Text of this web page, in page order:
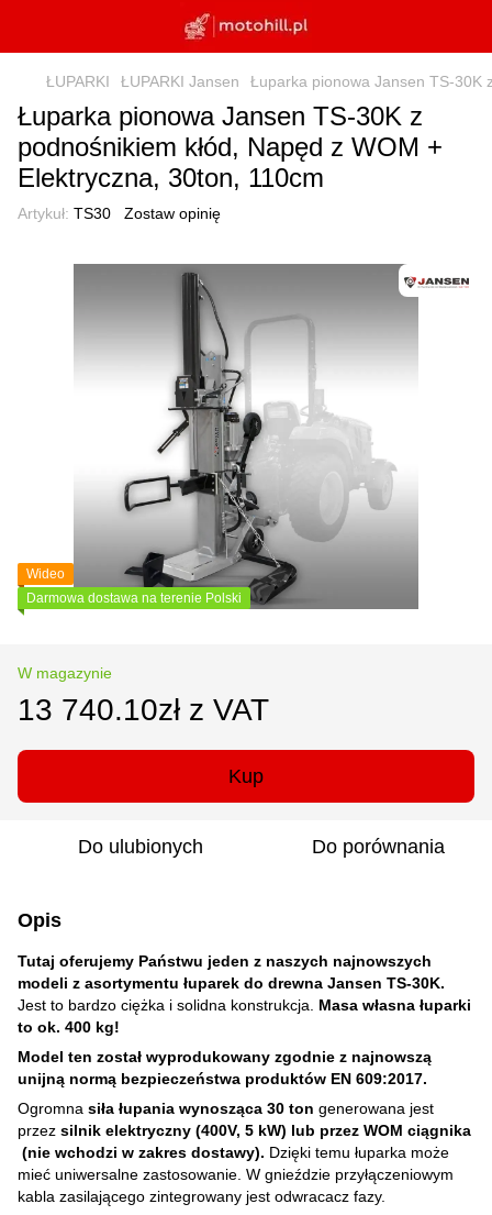
ŁUPARKI ŁUPARKI Jansen Łuparka pionowa Jansen TS-30K
Łuparka pionowa Jansen TS-30K z
podnośnikiem kłód, Napęd z WOM +
Elektryczna, 30ton, 110cm
Artykuł: TS30 Zostaw opinię
Wideo
Darmowa dostawa na terenie Polski
W magazynie
13 740.10zł z VAT
Kup
Do ulubionych Do porównania
Opis
Tutaj oferujemy Państwu jeden z naszych najnowszych
modeli z asortymentu łuparek do drewna Jansen TS-30K.
Jest to bardzo ciężka i solidna konstrukcja. Masa własna łuparki
to ok. 400 kg!
Model ten został wyprodukowany zgodnie z najnowszą
unijną normą bezpieczeństwa produktów EN 609:2017.
Ogromna siła łupania wynosząca 30 ton generowana jest
przez silnik elektryczny (400V, 5 kW) lub przez WOM ciągnika
(nie wchodzi w zakres dostawy). Dzięki temu łuparka może
mieć uniwersalne zastosowanie. W gnieździe przyłączeniowym
kabla zasilającego zintegrowany jest odwracacz fazy.